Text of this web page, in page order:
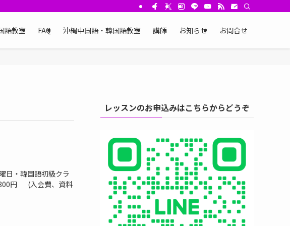
語教室 FAQ 沖縄中国語・韓国語教室 講師 お知らせ お問合せ
日・韓国語初級クラ
円 (入会費、資料
レッスンのお申込みはこちらからどうぞ